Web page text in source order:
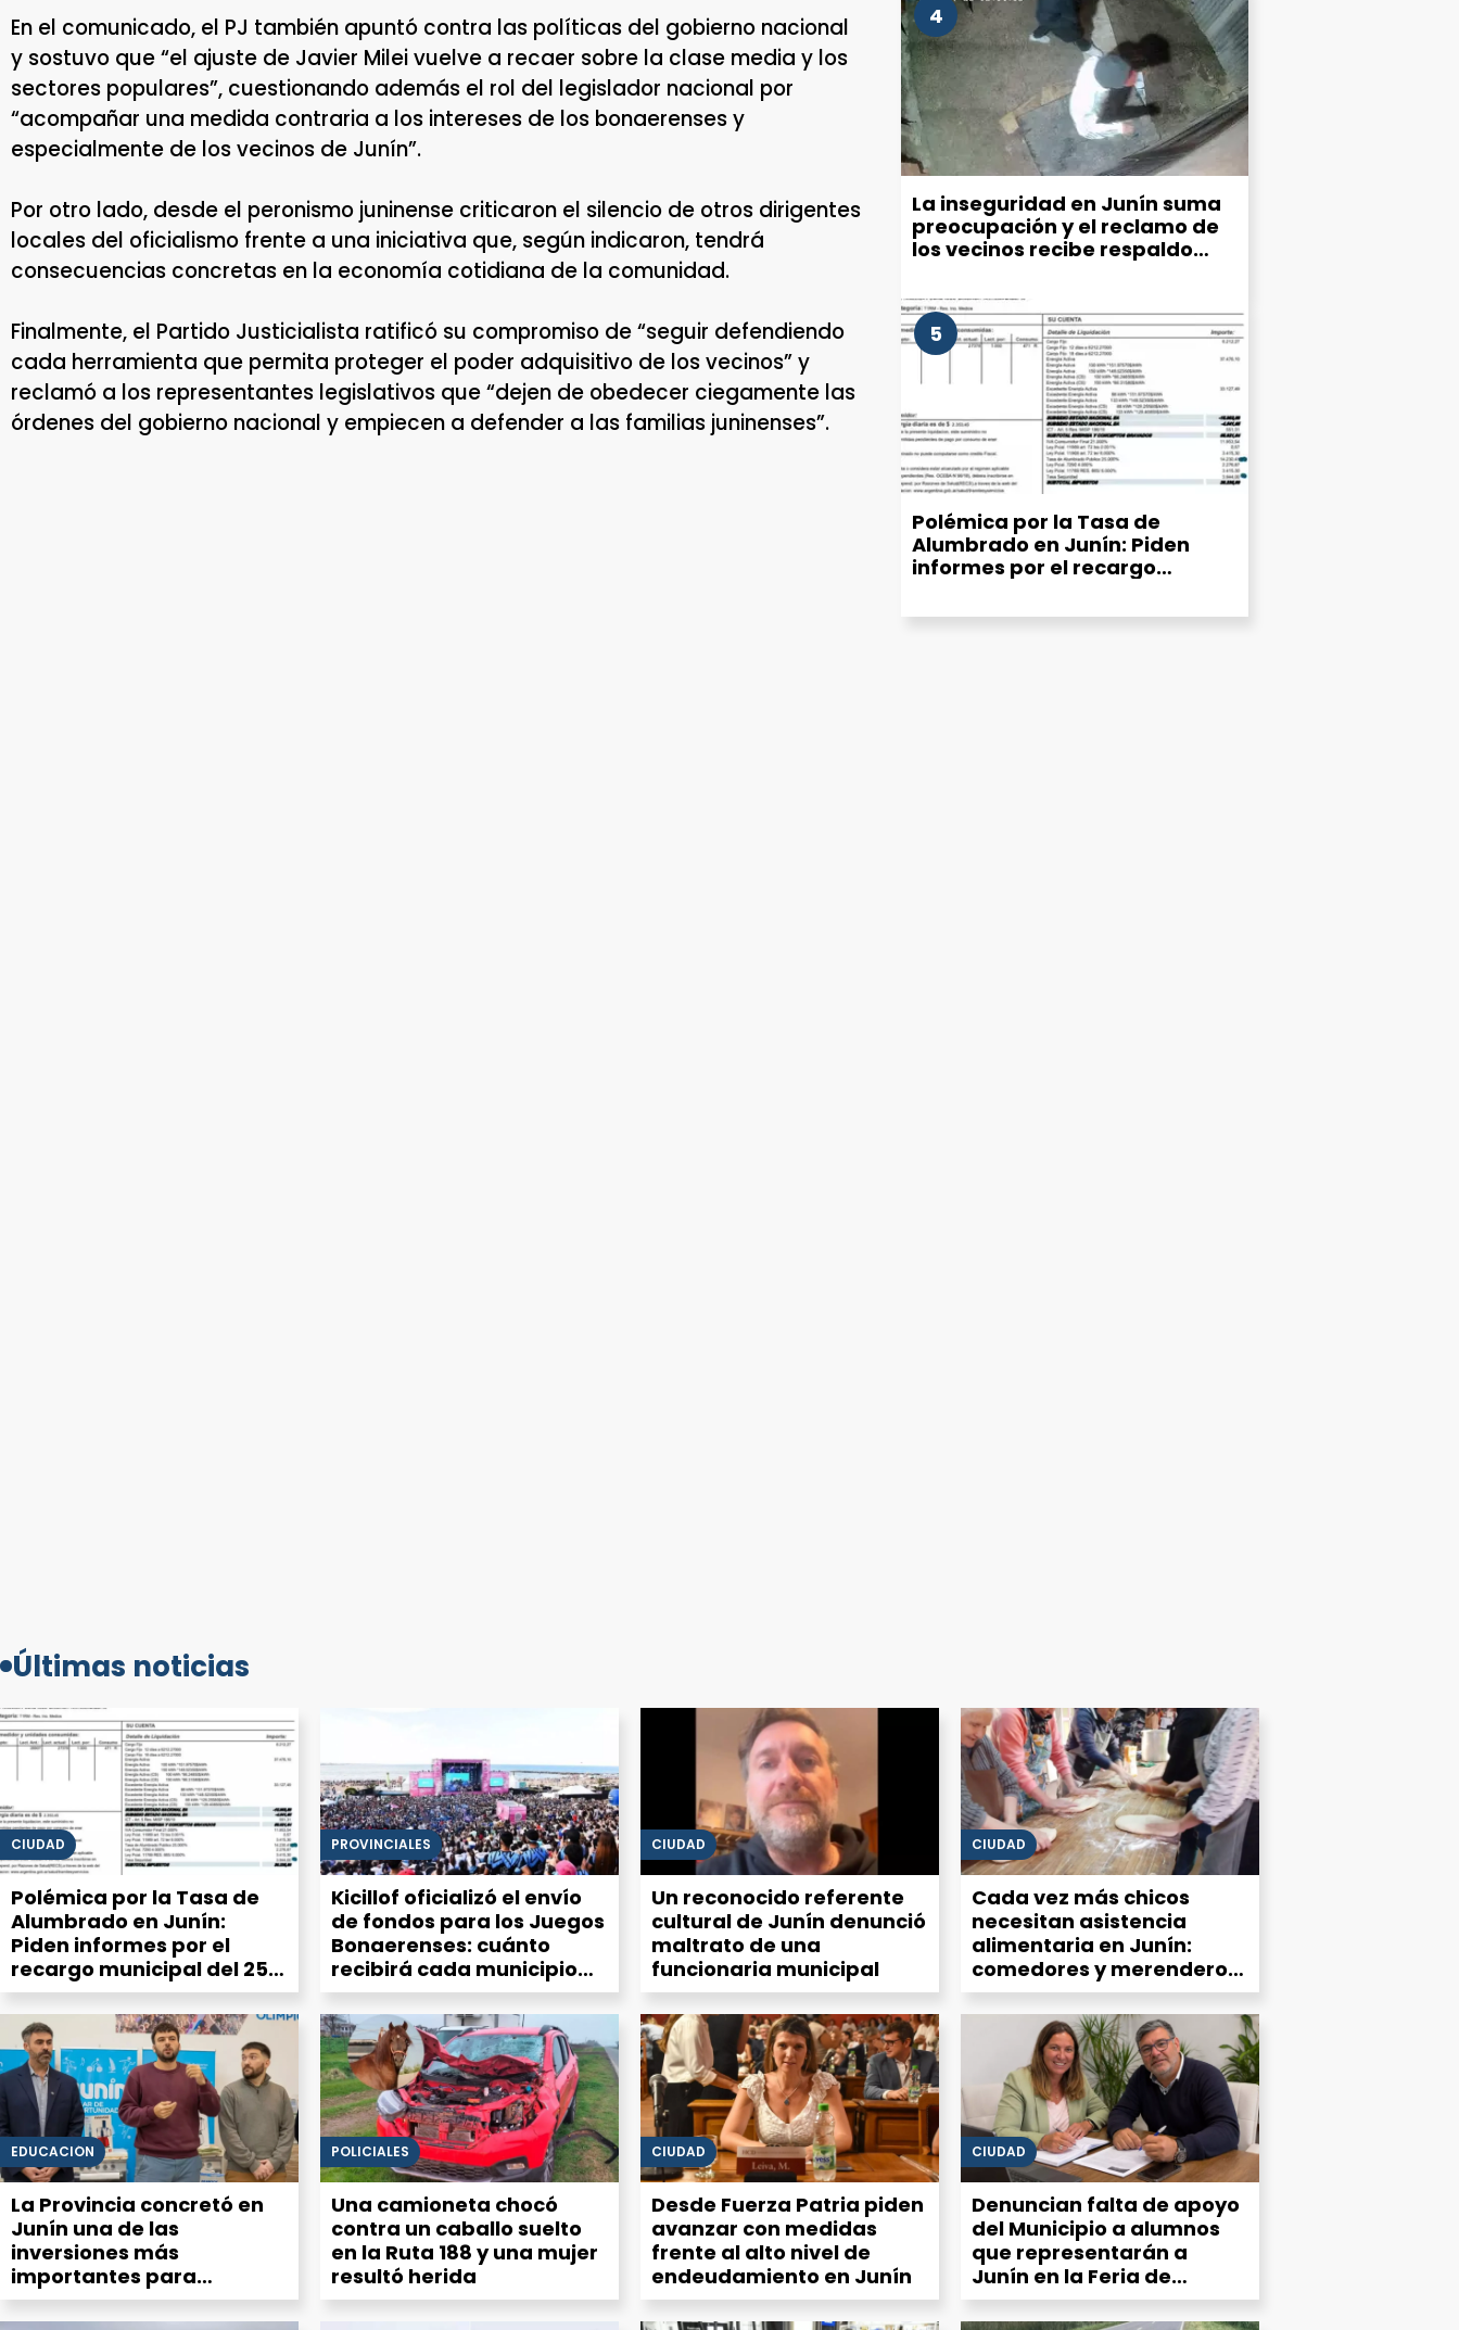
En el comunicado, el PJ también apuntó contra las políticas del gobierno nacional
y sostuvo que “el ajuste de Javier Milei vuelve a recaer sobre la clase media y los
sectores populares”, cuestionando además el rol del legislador nacional por
“acompañar una medida contraria a los intereses de los bonaerenses y
especialmente de los vecinos de Junín”.
Por otro lado, desde el peronismo juninense criticaron el silencio de otros dirigentes
locales del oficialismo frente a una iniciativa que, según indicaron, tendrá
consecuencias concretas en la economía cotidiana de la comunidad.
Finalmente, el Partido Justicialista ratificó su compromiso de “seguir defendiendo
cada herramienta que permita proteger el poder adquisitivo de los vecinos” y
reclamó a los representantes legislativos que “dejen de obedecer ciegamente las
órdenes del gobierno nacional y empiecen a defender a las familias juninenses”.
4
La inseguridad en Junín suma
preocupación y el reclamo de
los vecinos recibe respaldo
5
Polémica por la Tasa de
Alumbrado en Junín: Piden
informes por el recargo
de luz
Últimas noticias
CIUDAD
Polémica por la Tasa de
Alumbrado en Junín:
Piden informes por el
recargo municipal del 25%
en la factura de luz
PROVINCIALES
Kicillof oficializó el envío
de fondos para los Juegos
Bonaerenses: cuánto
recibirá cada municipio
de la Cuarta Sección
CIUDAD
Un reconocido referente
cultural de Junín denunció
maltrato de una
funcionaria municipal
CIUDAD
Cada vez más chicos
necesitan asistencia
alimentaria en Junín:
comedores y merenderos
advierten una demanda
que no deja de crecer
EDUCACIÓN
La Provincia concretó en
Junín una de las
inversiones más
importantes para
equipamiento del Servicio
Alimentario Escolar
POLICIALES
Una camioneta chocó
contra un caballo suelto
en la Ruta 188 y una mujer
resultó herida
CIUDAD
Desde Fuerza Patria piden
avanzar con medidas
frente al alto nivel de
endeudamiento en Junín
CIUDAD
Denuncian falta de apoyo
del Municipio a alumnos
que representarán a
Junín en la Feria de
Ciencias